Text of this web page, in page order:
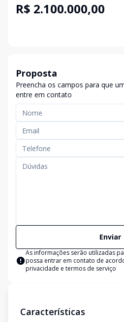
R$ 2.100.000,00
Proposta
Preencha os campos para que
entre em contato
Enviar
As informações serão utilizadas
possa entrar em contato de
privacidade e termos de serviço
Características